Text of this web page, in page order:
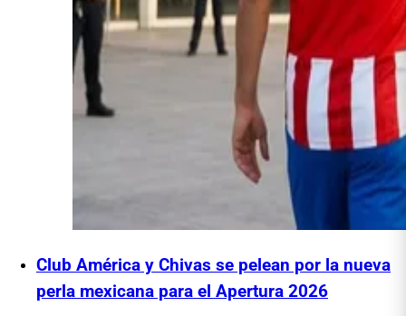
Club América y Chivas se pelean por la nueva
perla mexicana para el Apertura 2026